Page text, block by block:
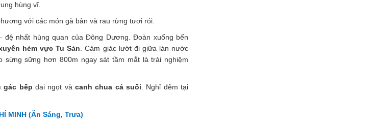
hùng vĩ.
với các món gà bản và rau rừng tươi rói.
đệ nhất hùng quan của Đông Dương. Đoàn xuống bến
hẻm vực Tu Sản . Cảm giác lướt đi giữa làn nước
sừng sững hơn 800m ngay sát tầm mắt là trải nghiệm
gác bếp dai ngọt vàcanh chua cá suối . Nghỉ đêm tại
MINH (Ăn Sáng, Trưa)